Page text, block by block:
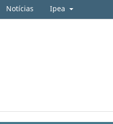
Notícias Ipea